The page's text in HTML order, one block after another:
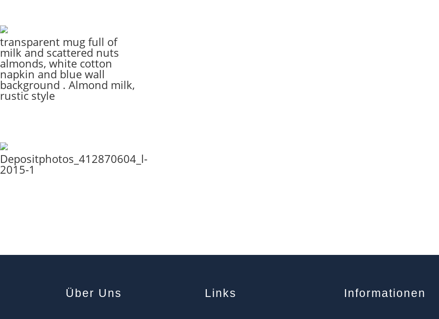
transparent mug full of
milk and scattered nuts
almonds, white cotton
napkin and blue wall
background . Almond milk,
rustic style
Depositphotos_412870604_l-
2015-1
Über Uns Links Informationen